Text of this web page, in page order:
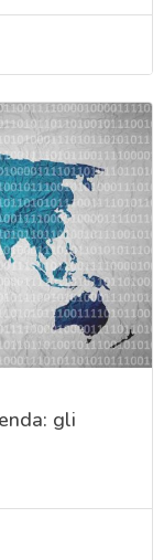
gli